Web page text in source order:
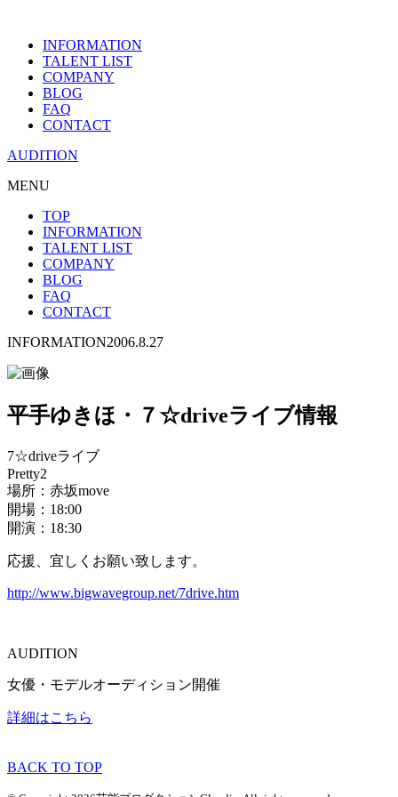
INFORMATION
TALENT LIST
COMPANY
BLOG
FAQ
CONTACT
AUDITION
MENU
TOP
INFORMATION
TALENT LIST
COMPANY
BLOG
FAQ
CONTACT
INFORMATION2006.8.27
平手ゆきほ・７☆driveライブ情報
7☆driveライブ
Pretty2
場所：赤坂move
開場：18:00
開演：18:30
応援、宜しくお願い致します。
http://www.bigwavegroup.net/7drive.htm
AUDITION
女優・モデルオーディション開催
詳細はこちら
BACK TO TOP